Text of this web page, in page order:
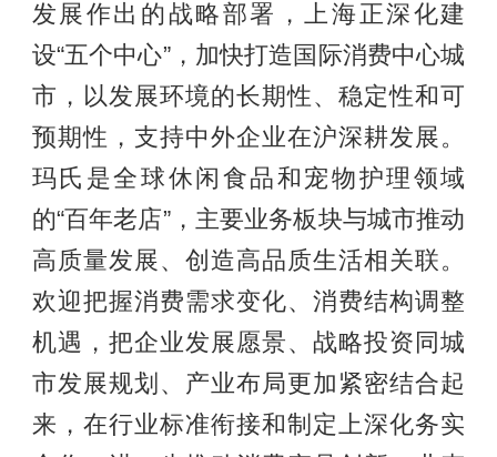
发展作出的战略部署，上海正深化建
设“五个中心”，加快打造国际消费中心城
市，以发展环境的长期性、稳定性和可
预期性，支持中外企业在沪深耕发展。
玛氏是全球休闲食品和宠物护理领域
的“百年老店”，主要业务板块与城市推动
高质量发展、创造高品质生活相关联。
欢迎把握消费需求变化、消费结构调整
机遇，把企业发展愿景、战略投资同城
市发展规划、产业布局更加紧密结合起
来，在行业标准衔接和制定上深化务实